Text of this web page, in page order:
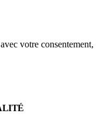
votre consentement,